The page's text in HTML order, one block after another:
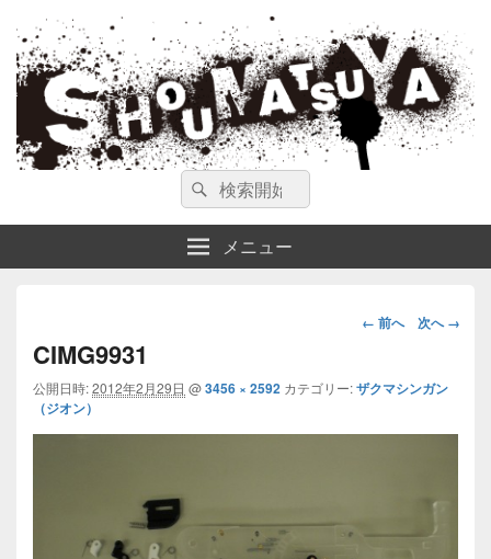
ガンスミス 庄松屋
庄松屋は様々なガンスミスを 製作途中や動画を交えて公開しています。
検
索
対
象:
検
索
メニュー
画
ビ
ー
← 前へ 次へ →
CIMG9931
公開日時:2012年2月29日 @3456 × 2592 カテゴリー:ザクマシンガン
（ジオン）